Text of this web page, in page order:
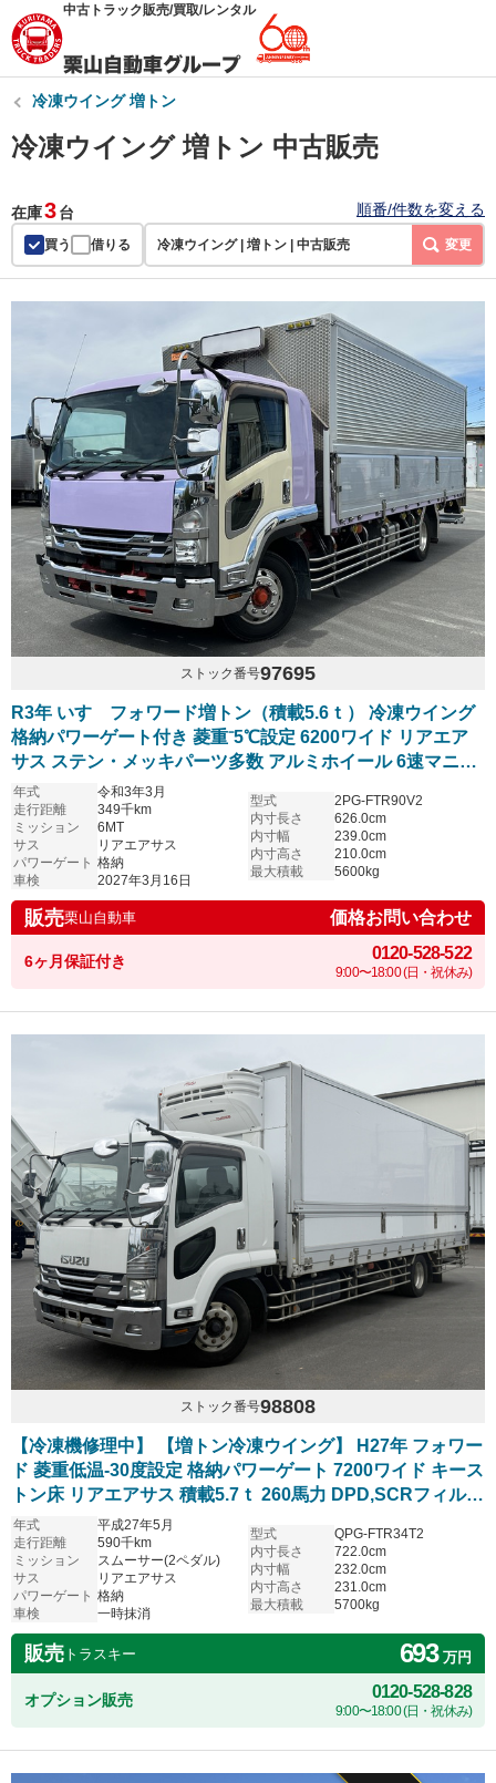
中古トラック販売/買取/レンタル
冷凍ウイング 増トン
冷凍ウイング 増トン 中古販売
在庫3台 順番/件数を変える
買う 借りる 冷凍ウイング | 増トン | 中古販売 変更
ストック番号97695
R3年 いすゞフォワード増トン（積載5.6ｔ） 冷凍ウイング
格納パワーゲート付き 菱重⁻5℃設定 6200ワイド リアエア
サス ステン・メッキパーツ多数 アルミホイール 6速マニュ
アル 車検付き
年式
令和3年3月
走行距離
349千km
ミッション
6MT
サス
リアエアサス
パワーゲート 格納
車検
2027年3月16日
型式
2PG-FTR90V2
内寸長さ
626.0cm
内寸幅
239.0cm
内寸高さ
210.0cm
最大積載
5600kg
販売栗山自動車 価格お問い合わせ
6ヶ月保証付き 0120-528-522
9:00〜18:00 (日・祝休み)
ストック番号98808
【冷凍機修理中】 【増トン冷凍ウイング】 H27年 フォワー
ド 菱重低温-30度設定 格納パワーゲート 7200ワイド キース
トン床 リアエアサス 積載5.7ｔ 260馬力 DPD,SCRフィルタ
ーリビルト交換済
年式
平成27年5月
走行距離
590千km
ミッション
スムーサー(2ペダル)
サス
リアエアサス
パワーゲート 格納
車検
一時抹消
型式
QPG-FTR34T2
内寸長さ
722.0cm
内寸幅
232.0cm
内寸高さ
231.0cm
最大積載
5700kg
販売 トラスキー 693万円
オプション販売 0120-528-828
9:00〜18:00 (日・祝休み)